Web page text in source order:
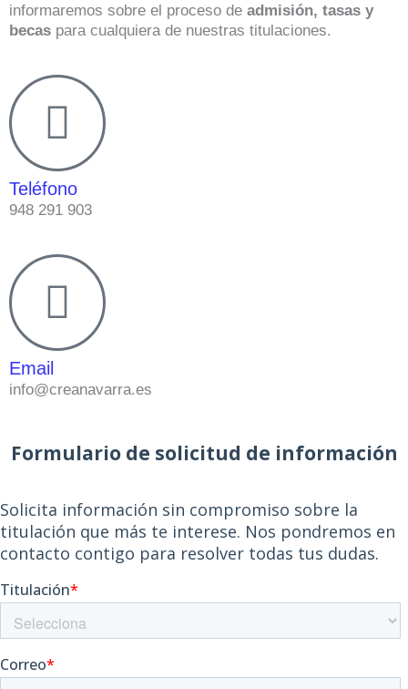
informaremos sobre el proceso de admisión, tasas y
becas para cualquiera de nuestras titulaciones.
Teléfono
948 291 903
Email
info@creanavarra.es